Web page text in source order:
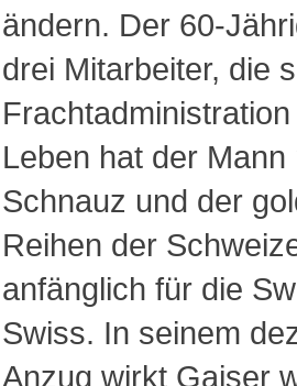
ändern. Der 60-
drei Mitarbeiter, die
Leben hat der
Schnauz und der
Reihen der
anfänglich für die
Swiss. In seinem
Anzug wirkt Gaiser